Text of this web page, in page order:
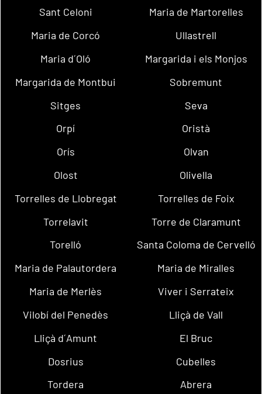
Sant Celoni
Maria de Martorelles
Maria de Corcó
Ullastrell
Maria d´Oló
Margarida i els Monjos
Margarida de Montbui
Sobremunt
Sitges
Seva
Orpí
Oristà
Orís
Olvan
Olost
Olivella
Torrelles de Llobregat
Torrelles de Foix
Torrelavit
Torre de Claramunt
Torelló
Santa Coloma de Cervelló
Maria de Palautordera
Maria de Miralles
Maria de Merlès
Viver i Serrateix
Vilobí del Penedès
Lliçà de Vall
Lliçà d´Amunt
El Bruc
Dosrius
Cubelles
Tordera
Abrera